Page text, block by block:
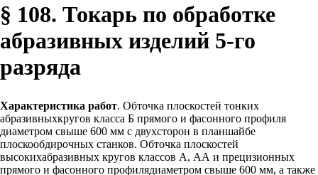
§ 108. Токарь по обработке
абразивных изделий 5-го
разряда
Характеристика работ. Обточка плоскостей тонких
абразивныхкругов класса Б прямого и фасонного профиля
диаметром свыше 600 мм с двухсторон в планшайбе
плоскообдирочных станков. Обточка плоскостей
высокихабразивных кругов классов А, АА и прецизионных
прямого и фасонного профилядиаметром свыше 600 мм, а также